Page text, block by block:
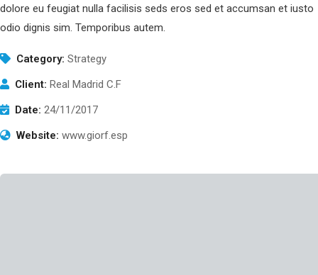
dolore eu feugiat nulla facilisis seds eros sed et accumsan et iusto
odio dignis sim. Temporibus autem.
Category: Strategy
Client: Real Madrid C.F
Date: 24/11/2017
Website: www.giorf.esp